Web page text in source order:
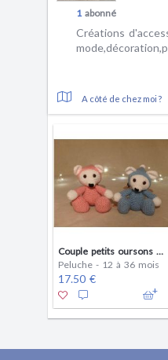
1abonné
Créations
A côté de chez moi ?
Couple petits oursons crochet bleu et rose
Peluche - 12 à 36 mois
17.50 €